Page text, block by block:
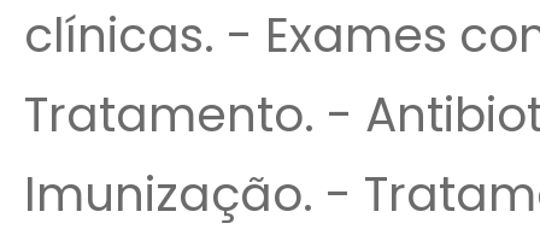
clínicas. - Exames
Tratamento. -
Imunização. -